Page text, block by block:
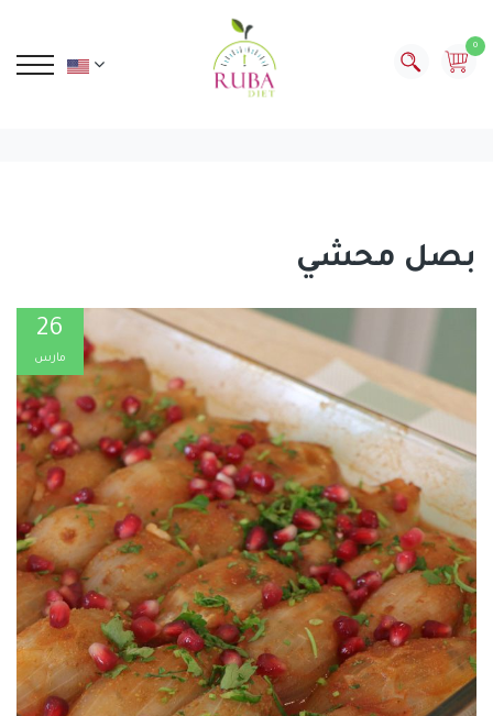
0
بصل محشي
26
مارس